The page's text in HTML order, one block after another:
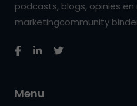
podcasts, blogs, opinies
marketingcommunity
Menu